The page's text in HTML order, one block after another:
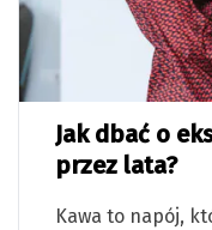
Jak dbać o
przez lata?
Kawa to napój,